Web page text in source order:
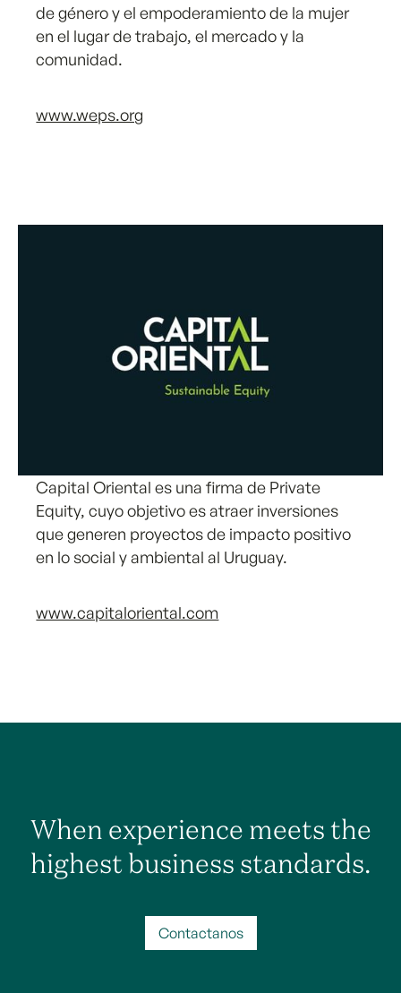
de género y el empoderamiento de la mujer
en el lugar de trabajo, el mercado y la
comunidad.
www.weps.org
Capital Oriental es una firma de Private
Equity, cuyo objetivo es atraer inversiones
que generen proyectos de impacto positivo
en lo social y ambiental al Uruguay.
www.capitaloriental.com
When experience meets the
highest business standards.
Contactanos